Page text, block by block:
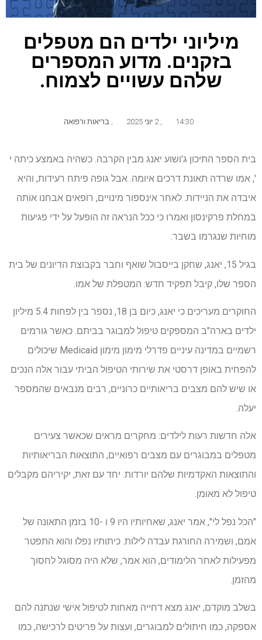
מיליוני ילדים הם מטפלים
בזקנים. מדוע המספרים
שלהם עשויים לצמוח.
14:30 בריאות ורפואה
בית הספר התיכון ג'ושוע יאנג מבין הקרבה. כשהיה באמצע כיתה י
', אמו שרדה תאונת דרכים איומה. אבל גופה פיתח רעידות, והיא
איבדה את הניידות. לאחר אינספור מינויים, רופאים אבחנו אותה
במחלת פרקינסון ואמרו כי ככל הנראה זה הופעל על ידי פגיעות
מוחיות שנגרמו בשבר.
בגיל 15, יאנג, שחקן בייסבול שואף וחבר בקבוצת הדיונים של בית
הספר שלו, קיבל תפקיד חדש: המטפלת של אמו.
החוקרים מעריכים כי יאנג, כיום בן 18, נספר בין לפחות 5.4 מיליון
ילדים בארה"ב המספקים טיפול למבוגר בביתם. כאשר גורמים
רשמיים במדינה עיניים פדרלי מימון מימון Medicaid שיכולים
להפחית באופן דרסטי את שירותי הטיפול הביתי עבור אלה הנכים
או שיש להם מצבים בריאותיים כרוניים, רבים מנבאים שהמספר
יעלה.
אלה חדשות רעות לילדים: מחקרים מראים שכאשר צעירים
מטפלים במבוגרים עם מצבים רפואיים, התוצאות הבריאותיות
והתוצאות האקדמיות שלהם יורדות. יחד עם זאת, יקיריהם מקבלים
טיפול לא מאומן.
"הכל נפל לי", אמר יאנג, שאחיותיו היו 9 ו -10 בזמן התאונה של
אמם, ושמירה החורגת עבדה לילות. כיתותיו נפלו והוא התפטר
מפעילות לאחר הלימודים, הוא אמר, שלא היה מסוגל לחסוך
מהזמן.
בשלב מוקדם, יאנג מצא דחייה מאחות לטיפול אישי שנתנה להם
אספקה, כמו חיתולים למבוגרים, ועצות על פריטים לרכישה, כמו